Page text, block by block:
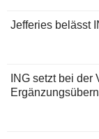
Jefferies belässt
ING setzt bei